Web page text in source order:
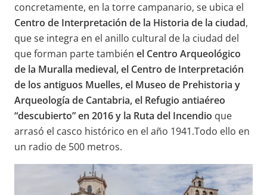
concretamente, en la torre campanario, se ubica el
Centro de Interpretación de la Historia de la ciudad,
que se integra en el anillo cultural de la ciudad del
que forman parte también el Centro Arqueológico
de la Muralla medieval, el Centro de Interpretación
de los antiguos Muelles, el Museo de Prehistoria y
Arqueología de Cantabria, el Refugio antiaéreo
“descubierto” en 2016 y la Ruta del Incendio que
arrasó el casco histórico en el año 1941.Todo ello en
un radio de 500 metros.